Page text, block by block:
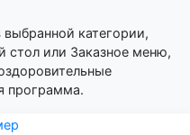
категории,
стол или Заказное меню,
программа.